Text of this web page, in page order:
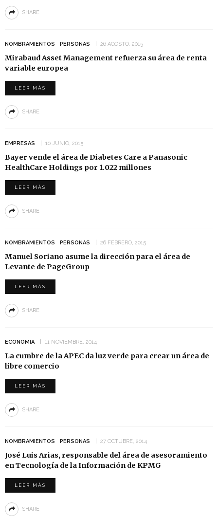
SHARE
NOMBRAMIENTOS PERSONAS 26 AGOSTO, 2015
Mirabaud Asset Management refuerza su área de renta
variable europea
LEER MÁS
SHARE
EMPRESAS 10 JUNIO, 2015
Bayer vende el área de Diabetes Care a Panasonic
HealthCare Holdings por 1.022 millones
LEER MÁS
SHARE
NOMBRAMIENTOS PERSONAS 26 FEBRERO, 2015
Manuel Soriano asume la dirección para el área de
Levante de PageGroup
LEER MÁS
SHARE
ECONOMIA 11 NOVIEMBRE, 2014
La cumbre de la APEC da luz verde para crear un área de
libre comercio
LEER MÁS
SHARE
NOMBRAMIENTOS PERSONAS 27 OCTUBRE, 2014
José Luis Arias, responsable del área de asesoramiento
en Tecnología de la Información de KPMG
LEER MÁS
SHARE